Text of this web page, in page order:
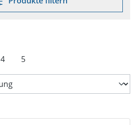
Seite
4 Seite
5